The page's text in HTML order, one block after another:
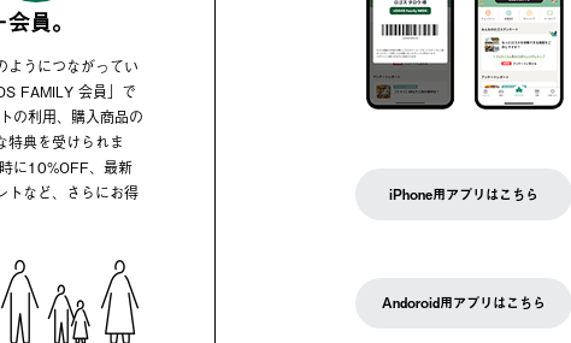
員。
ようにつながってい
FAMILY 会員」で
の利用、購入商品の
特典を受けられま
に10%OFF、最新
トなど、さらにお得
iPhone用アプリはこちら
Andoroid用アプリはこちら